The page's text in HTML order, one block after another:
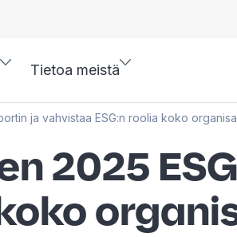
Tietoa meistä
ja vahvistaa ESG:n roolia koko
2025